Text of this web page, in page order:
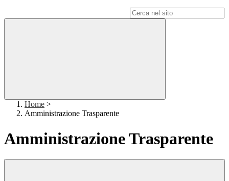
Home >
Amministrazione Trasparente
Amministrazione Trasparente